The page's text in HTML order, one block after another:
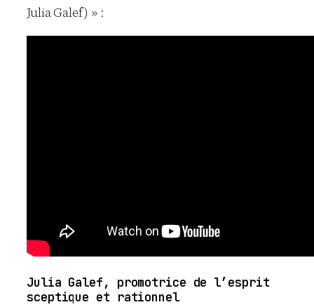
Julia Galef) » :
Julia Galef, promotrice de l’esprit
sceptique et rationnel